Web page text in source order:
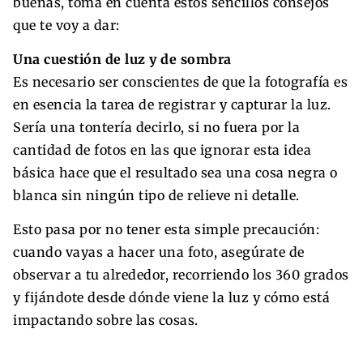
que te voy a dar:
Una cuestión de luz y de sombra
Es necesario ser conscientes de que la fotografía es
en esencia la tarea de registrar y capturar la luz.
Sería una tontería decirlo, si no fuera por la
cantidad de fotos en las que ignorar esta idea
básica hace que el resultado sea una cosa negra o
blanca sin ningún tipo de relieve ni detalle.
Esto pasa por no tener esta simple precaución:
cuando vayas a hacer una foto, asegúrate de
observar a tu alrededor, recorriendo los 360 grados
y fijándote desde dónde viene la luz y cómo está
impactando sobre las cosas.